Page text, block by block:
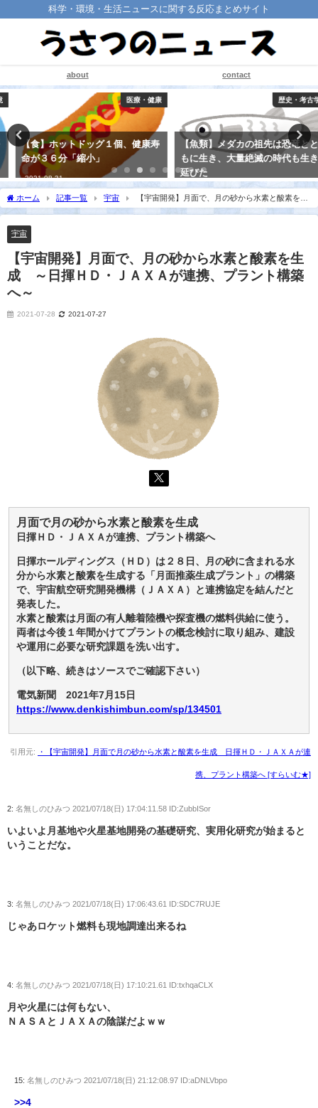
科学・環境・生活ニュースに関する反応まとめサイト
about contact
医療・健康
【食】ホットドッグ１個、健康寿
命が３６分「縮小」
2021-08-31
歴史・考古学
【魚類】メダカの祖先は恐竜とと
もに生き、大量絶滅の時代も生き
延びた
ホーム 記事一覧 宇宙
【宇宙開発】月面で、月の砂から水素と酸素を生
成 ～日揮ＨＤ・ＪＡＸＡが連携、プラント構築へ～
宇宙
【宇宙開発】月面で、月の砂から水素と酸素を生
成 ～日揮ＨＤ・ＪＡＸＡが連携、プラント構築
へ～
2021-07-28 2021-07-27
月面で月の砂から水素と酸素を生成
日揮ＨＤ・ＪＡＸＡが連携、プラント構築へ
日揮ホールディングス（ＨＤ）は２８日、月の砂に含まれる水
分から水素と酸素を生成する「月面推薬生成プラント」の構築
で、宇宙航空研究開発機構（ＪＡＸＡ）と連携協定を結んだと
発表した。
水素と酸素は月面の有人離着陸機や探査機の燃料供給に使う。
両者は今後１年間かけてプラントの概念検討に取り組み、建設
や運用に必要な研究課題を洗い出す。
（以下略、続きはソースでご確認下さい）
電気新聞 2021年7月15日
https://www.denkishimbun.com/sp/134501
引用元: ・【宇宙開発】月面で月の砂から水素と酸素を生成 日揮ＨＤ・ＪＡＸＡが連
携、プラント構築へ [すらいむ★]
2: 名無しのひみつ 2021/07/18(日) 17:04:11.58 ID:ZubbISor
いよいよ月基地や火星基地開発の基礎研究、実用化研究が始まると
いうことだな。
3: 名無しのひみつ 2021/07/18(日) 17:06:43.61 ID:SDC7RUJE
じゃあロケット燃料も現地調達出来るね
4: 名無しのひみつ 2021/07/18(日) 17:10:21.61 ID:txhqaCLX
月や火星には何もない、
ＮＡＳＡとＪＡＸＡの陰謀だよｗｗ
15: 名無しのひみつ 2021/07/18(日) 21:12:08.97 ID:aDNLVbpo
>>4